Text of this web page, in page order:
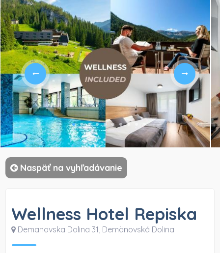
Naspäť na vyhľadávanie
Wellness Hotel Repiska
Demanovska Dolina 31, Demänovská Dolina